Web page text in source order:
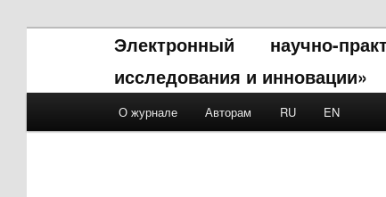
Электронный научно-
исследования и инновации»
Skip to primary content
Skip to secondary content
О журнале Авторам RU EN